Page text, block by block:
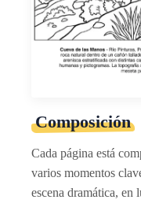
Composición
Cada página está
varios momentos
escena dramática, en